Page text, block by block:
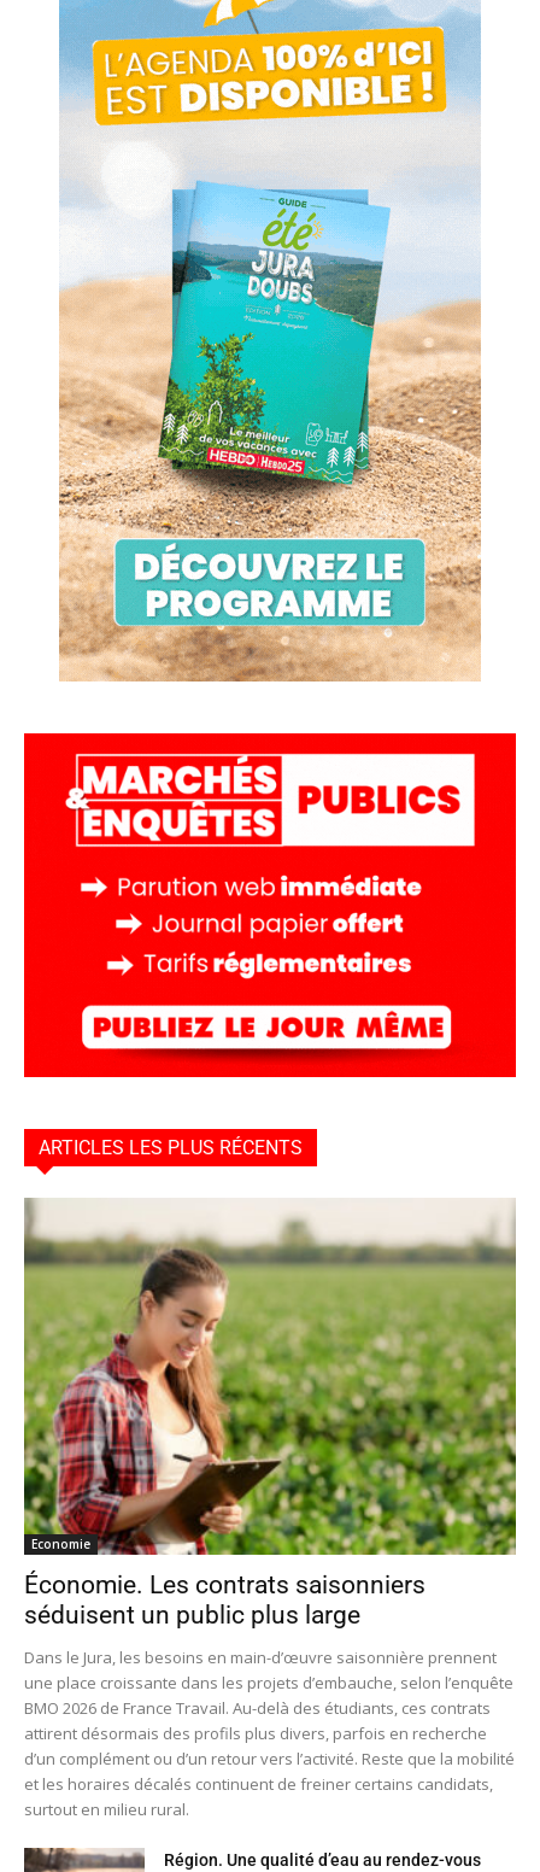
ARTICLES LES PLUS RÉCENTS
Economie
Économie. Les contrats saisonniers
séduisent un public plus large
Dans le Jura, les besoins en main-d’œuvre saisonnière prennent
une place croissante dans les projets d’embauche, selon l’enquête
BMO 2026 de France Travail. Au-delà des étudiants, ces contrats
attirent désormais des profils plus divers, parfois en recherche
d’un complément ou d’un retour vers l’activité. Reste que la mobilité
et les horaires décalés continuent de freiner certains candidats,
surtout en milieu rural.
Région. Une qualité d’eau au rendez-vous